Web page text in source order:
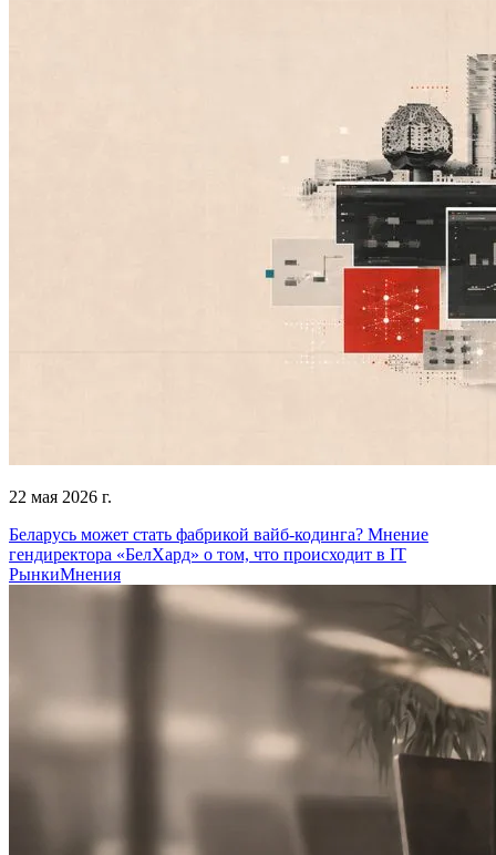
22 мая 2026 г.
Беларусь может стать фабрикой вайб-кодинга? Мнение
гендиректора «БелХард» о том, что происходит в IT
РынкиМнения